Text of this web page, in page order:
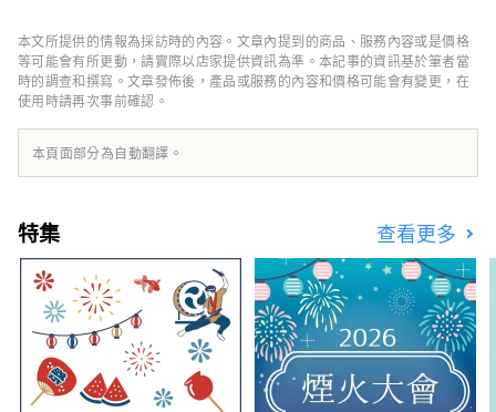
水果，無論甜度、香氣還是風味，都是最高品質
的。 您可以品嚐白桃、麝香葡萄、先鋒葡萄等
當季水果！ 岡山還擁有世界級的旅遊景點，包
括岡山城、日本三大名園之一的岡山後樂園以及
擁有歷史、文化和藝術的倉敷美觀地區！
本文所提供的情報為採訪時的內容。文章內提到的商品、服務內容或是價格
等可能會有所更動，請實際以店家提供資訊為準。本記事的資訊基於筆者當
時的調查和撰寫。文章發佈後，產品或服務的內容和價格可能會有變更，在
使用時請再次事前確認。
本頁面部分為自動翻譯。
特集 查看更多